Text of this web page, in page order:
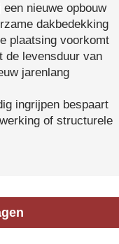
nieuwe opbouw
dakbedekking
plaatsing voorkomt
de levensduur van
jarenlang
ingrijpen bespaart
of structurele